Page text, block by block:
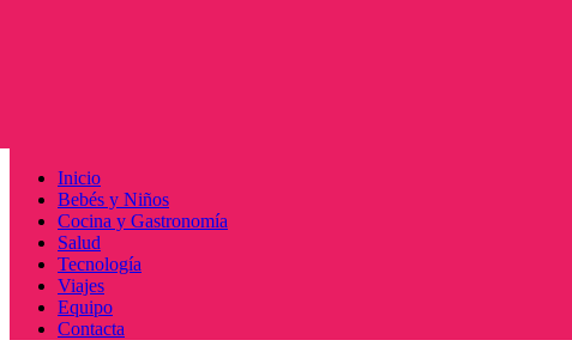
Menú
principal
Inicio
Bebés y Niños
Cocina y Gastronomía
Salud
Tecnología
Viajes
Equipo
Contacta